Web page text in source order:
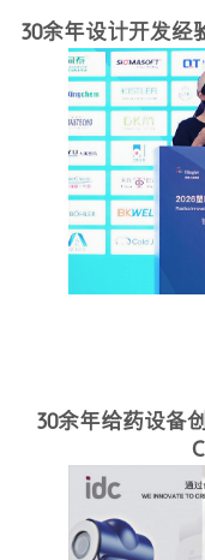
30余年设计开发经
30余年给药设备